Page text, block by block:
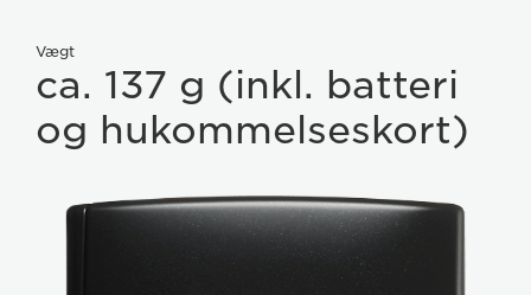
Vægt
ca. 137 g (inkl. batteri
og hukommelseskort)